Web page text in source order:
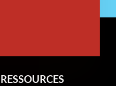
RESSOURCES